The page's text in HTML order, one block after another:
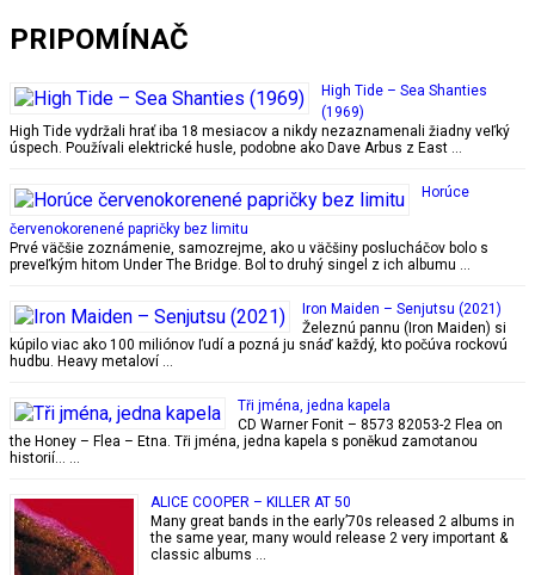
PRIPOMÍNAČ
High Tide – Sea Shanties
(1969)
High Tide vydržali hrať iba 18 mesiacov a nikdy nezaznamenali žiadny veľký
úspech. Používali elektrické husle, podobne ako Dave Arbus z East …
Horúce
červenokorenené papričky bez limitu
Prvé väčšie zoznámenie, samozrejme, ako u väčšiny poslucháčov bolo s
preveľkým hitom Under The Bridge. Bol to druhý singel z ich albumu …
Iron Maiden – Senjutsu (2021)
Železnú pannu (Iron Maiden) si
kúpilo viac ako 100 miliónov ľudí a pozná ju snáď každý, kto počúva rockovú
hudbu. Heavy metaloví …
Tři jména, jedna kapela
CD Warner Fonit ‎– 8573 82053-2 Flea on
the Honey – Flea – Etna. Tři jména, jedna kapela s poněkud zamotanou
historií… …
ALICE COOPER – KILLER AT 50
Many great bands in the early’70s released 2 albums in
the same year, many would release 2 very important &
classic albums …